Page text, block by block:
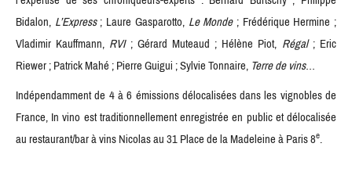
Bidalon, L’Express; Laure Gasparotto, Le Monde; Frédérique Hermine ;
Vladimir Kauffmann, RVI; Gérard Muteaud ; Hélène Piot, Régal; Eric
Riewer ; Patrick Mahé ; Pierre Guigui ; Sylvie Tonnaire,Terre de vins…
Indépendamment de 4 à 6 émissions délocalisées dans les vignobles de
France, In vino est traditionnellement enregistrée en public et délocalisée
au restaurant/bar à vins Nicolas au 31 Place de la Madeleine à Paris 8e.